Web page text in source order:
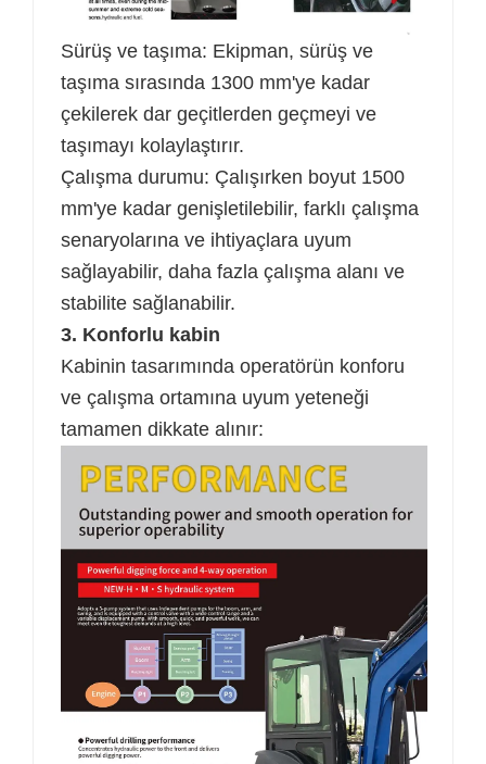
Sürüş ve taşıma: Ekipman, sürüş ve
taşıma sırasında 1300 mm'ye kadar
çekilerek dar geçitlerden geçmeyi ve
taşımayı kolaylaştırır.
Çalışma durumu: Çalışırken boyut 1500
mm'ye kadar genişletilebilir, farklı çalışma
senaryolarına ve ihtiyaçlara uyum
sağlayabilir, daha fazla çalışma alanı ve
stabilite sağlanabilir.
3. Konforlu kabin
Kabinin tasarımında operatörün konforu
ve çalışma ortamına uyum yeteneği
tamamen dikkate alınır: